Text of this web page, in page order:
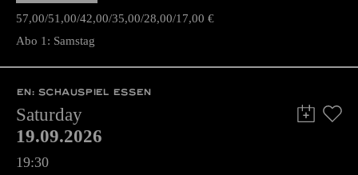
57,00 51,00 42,00 35,00 28,00 17,00 €
Abo 1: Samstag
EN: SCHAUSPIEL ESSEN
Saturday
19.09.2026
19:30